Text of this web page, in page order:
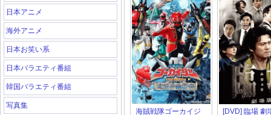
日本アニメ
海外アニメ
日本お笑い系
日本バラエティ番組
韓国バラエティ番組
写真集
海賊戦隊ゴーカイジ
[DVD] 臨場 劇